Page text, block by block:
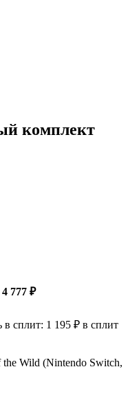
комплект
4 777 ₽
в сплит: 1 195 ₽ в сплит
Wild (Nintendo Switch,